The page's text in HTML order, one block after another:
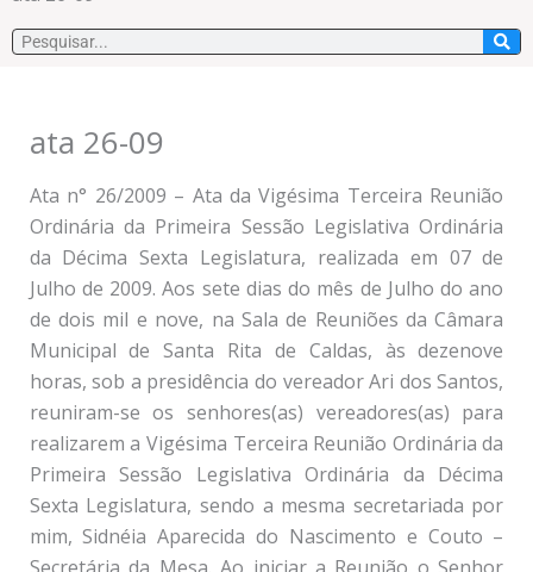
Pesquisar
ata 26-09
Ata n° 26/2009 – Ata da Vigésima Terceira Reunião
Ordinária da Primeira Sessão Legislativa Ordinária
da Décima Sexta Legislatura, realizada em 07 de
Julho de 2009. Aos sete dias do mês de Julho do ano
de dois mil e nove, na Sala de Reuniões da Câmara
Municipal de Santa Rita de Caldas, às dezenove
horas, sob a presidência do vereador Ari dos Santos,
reuniram-se os senhores(as) vereadores(as) para
realizarem a Vigésima Terceira Reunião Ordinária da
Primeira Sessão Legislativa Ordinária da Décima
Sexta Legislatura, sendo a mesma secretariada por
mim, Sidnéia Aparecida do Nascimento e Couto –
Secretária da Mesa. Ao iniciar a Reunião o Senhor